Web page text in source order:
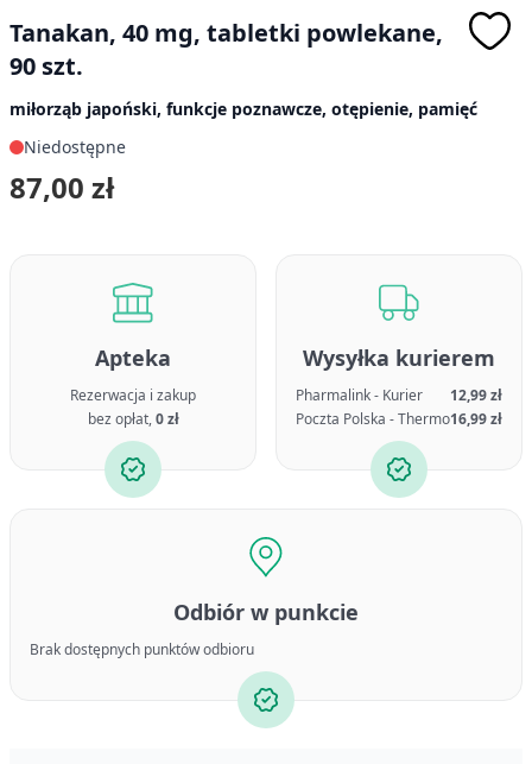
Tanakan, 40 mg, tabletki powlekane,
90 szt.
miłorząb japoński, funkcje poznawcze, otępienie, pamięć
Niedostępne
87,00 zł
Apteka
Rezerwacja i zakup
bez opłat,0 zł
Wysyłka kurierem
Pharmalink - Kurier
12,99 zł
Poczta Polska - Thermo16,99 zł
Odbiór w punkcie
Brak dostępnych punktów odbioru